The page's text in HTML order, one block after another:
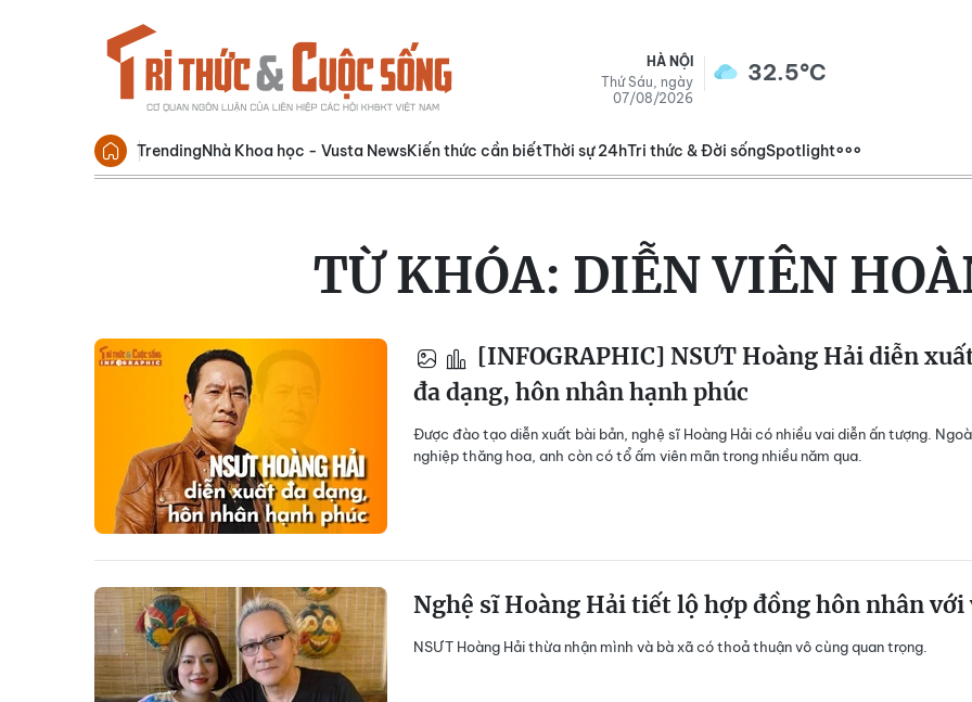
HÀ NỘI
Thứ Sáu, ngày
07/08/2026
32.5°C
TrendingNhà Khoa học - Vusta NewsKiến thức cần biếtThời sự 24hTri thức & Đời sốngSpotlight
TỪ KHÓA: DIỄN VIÊN
[INFOGRAPHIC] NSƯT Hoàng Hải diễn
đa dạng, hôn nhân hạnh phúc
Được đào tạo diễn xuất bài bản, nghệ sĩ Hoàng Hải có nhiều vai diễn ấn tượng.
nghiệp thăng hoa, anh còn có tổ ấm viên mãn trong nhiều năm qua.
Nghệ sĩ Hoàng Hải tiết lộ hợp đồng hôn nhân với
NSƯT Hoàng Hải thừa nhận mình và bà xã có thoả thuận vô cùng quan trọng.